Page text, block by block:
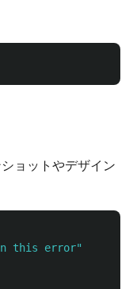
ョットやデザイン
this error"